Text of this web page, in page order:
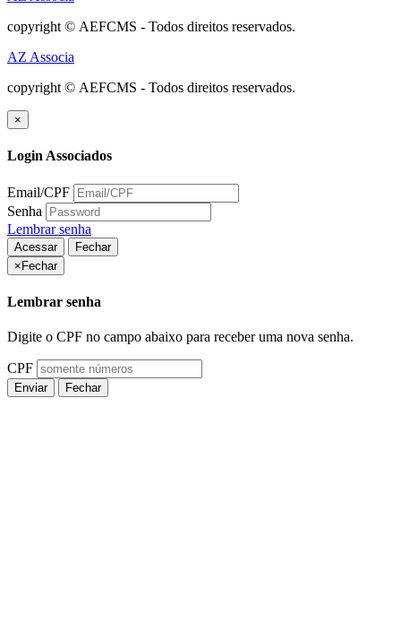
copyright © AEFCMS - Todos direitos reservados.
AZ Associa
copyright © AEFCMS - Todos direitos reservados.
×
Login Associados
Email/CPF
Senha
Lembrar senha
Acessar
Fechar
×Fechar
Lembrar senha
Digite o CPF no campo abaixo para receber uma nova senha.
CPF
Enviar Fechar